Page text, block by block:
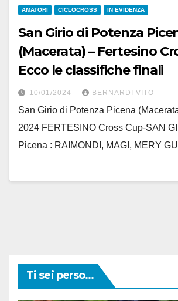
AMATORI CICLOCROSS IN EVIDENZA
San Girio di Potenza
(Macerata) – Fertesino
Ecco le classifiche finali
10/01/2024 BERNARDI VITO
San Girio di Potenza Picena
2024 FERTESINO Cross Cup-SAN
Picena : RAIMONDI, MAGI, MERY
Ti sei perso...